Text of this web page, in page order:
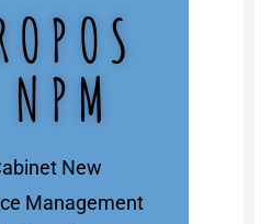
New
Management